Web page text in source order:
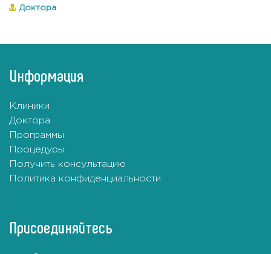
Доктора
Информация
Клиники
Доктора
Программы
Процедуры
Получить консультацию
Политика конфиденциальности
Присоединяйтесь